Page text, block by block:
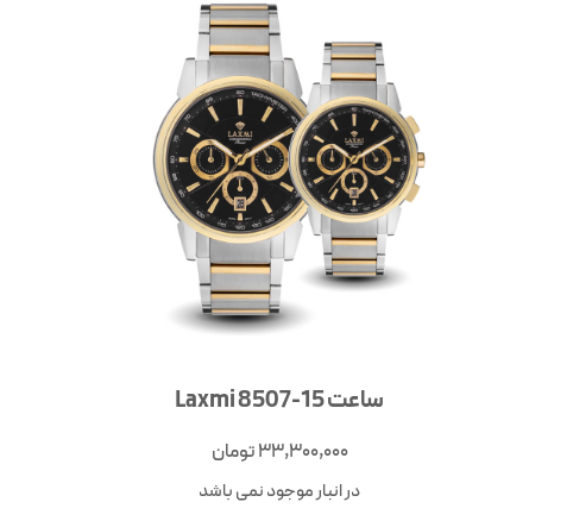
ساعت Laxmi 8507-15
33,300,000تومان
در انبار موجود نمی باشد